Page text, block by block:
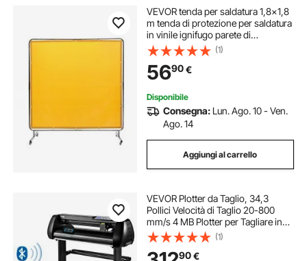
VEVOR tenda per saldatura 1,8x1,8
m tenda di protezione per saldatura
in vinile ignifugo parete di
protezione per saldatura con 4
ruote girevoli e coperta per
saldatura con protezione UV a 6
livelli
(1)
5690€
Disponibile
Consegna: Lun. Ago. 10 - Ven.
Ago. 14
Aggiungi al carrello
VEVOR Plotter da Taglio, 34,3
Pollici Velocità di Taglio 20-800
mm/s 4 MB Plotter per Tagliare in
Vinile con Software per
Pubblicizzare Incisioni, Pellicole per
Lettere a Trasferimento Termico,
(1)
90€